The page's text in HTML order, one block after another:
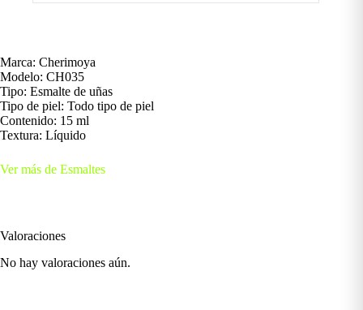
Marca: Cherimoya
Modelo: CH035
Tipo: Esmalte de uñas
Tipo de piel: Todo tipo de piel
Contenido: 15 ml
Textura: Líquido
Ver más de Esmaltes
Valoraciones
No hay valoraciones aún.